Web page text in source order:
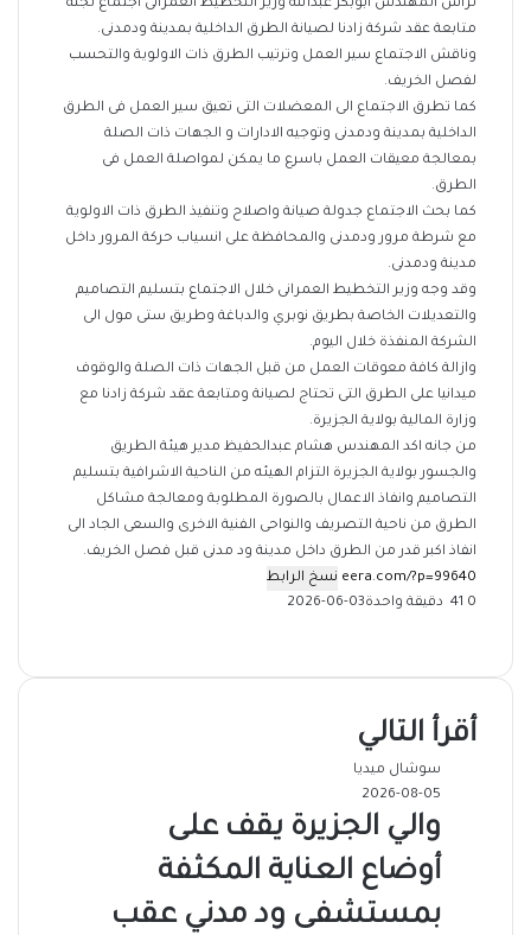
ترأس المهندس ابوبكر عبدالله وزير التخطيط العمرانى اجتماع لجنة
متابعة عقد شركة زادنا لصيانة الطرق الداخلية بمدينة ودمدنى.
وناقش الاجتماع سير العمل وترتيب الطرق ذات الاولوية والتحسب
لفصل الخريف.
كما تطرق الاجتماع الى المعضلات التى تعيق سير العمل فى الطرق
الداخلية بمدينة ودمدنى وتوجيه الادارات و الجهات ذات الصلة
بمعالجة معيقات العمل باسرع ما يمكن لمواصلة العمل فى
الطرق.
كما بحث الاجتماع جدولة صيانة واصلاح وتنفيذ الطرق ذات الاولوية
مع شرطة مرور ودمدنى والمحافظة على انسياب حركة المرور داخل
مدينة ودمدنى.
وقد وجه وزير التخطيط العمرانى خلال الاجتماع بتسليم التصاميم
والتعديلات الخاصة بطريق نوبري والدباغة وطريق ستى مول الى
الشركة المنفذة خلال اليوم.
وازالة كافة معوقات العمل من قبل الجهات ذات الصلة والوقوف
ميدانيا على الطرق التى تحتاج لصيانة ومتابعة عقد شركة زادنا مع
وزارة المالية بولاية الجزيرة.
من جانه اكد المهندس هشام عبدالحفيظ مدير هيئة الطريق
والجسور بولاية الجزيرة التزام الهيئه من الناحية الاشرافية بتسليم
التصاميم وانفاذ الاعمال بالصورة المطلوبة ومعالجة مشاكل
الطرق من ناحية التصريف والنواحى الفنية الاخرى والسعى الجاد الى
انفاذ اكبر قدر من الطرق داخل مدينة ود مدنى قبل فصل الخريف.
نسخ الرابط
2026-06-03
0
دقيقة واحدة
البريد
أقرأ التالي
سوشال ميديا
2026-08-05
والي الجزيرة يقف على
أوضاع العناية المكثفة
بمستشفى ود مدني عقب